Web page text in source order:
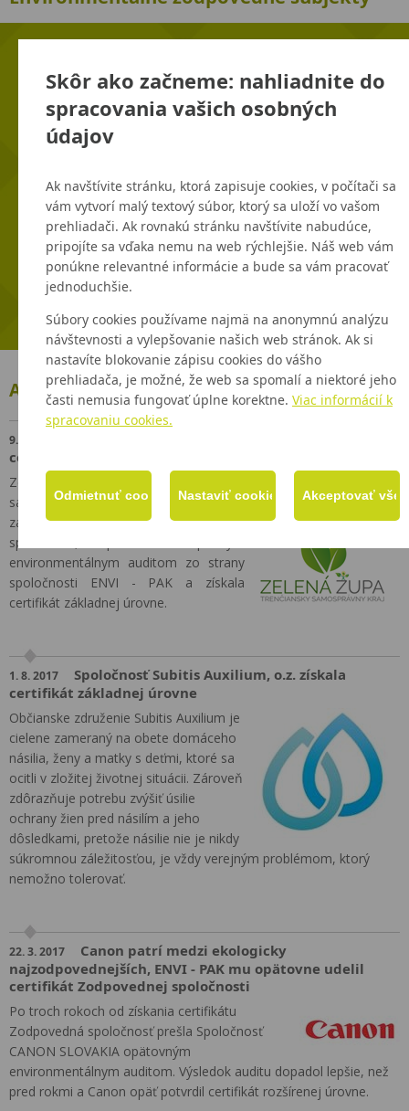
Skôr ako začneme: nahliadnite do
spracovania vašich osobných
údajov
Ak navštívite stránku, ktorá zapisuje cookies, v počítači sa
vám vytvorí malý textový súbor, ktorý sa uloží vo vašom
prehliadači. Ak rovnakú stránku navštívite nabudúce,
pripojíte sa vďaka nemu na web rýchlejšie. Náš web vám
ponúkne relevantné informácie a bude sa vám pracovať
jednoduchšie.
Súbory cookies používame najmä na anonymnú analýzu
návštevnosti a vylepšovanie našich web stránok. Ak si
nastavíte blokovanie zápisu cookies do vášho
prehliadača, je možné, že web sa spomalí a niektoré jeho
časti nemusia fungovať úplne korektne. Viac informácií k
spracovaniu cookies.
vyrobené obrúsky z vosku od slovenských
včelárov - 100% prírodné obaly na potraviny ručne
vyrobené na Slovensku. Voskované obrúsky a
vrecká sú funkčnou alternatívou jednorazovej
plastovej fólie.
Aktuality
9. 8. 2022
certifikátu Zodpovednej organizácie
Zelená Župa – Trenčiansky
samosprávny kraj sa v júni 2022
zapojila do projektu Zodpovedná
spoločnosť, prešla kompletným
environmentálnym auditom zo strany
spoločnosti ENVI - PAK a získala
certifikát základnej úrovne.
1. 8. 2017
Spoločnosť Subitis Auxilium, o.z. získala
certifikát základnej úrovne
Občianske združenie Subitis Auxilium je
cielene zameraný na obete domáceho
násilia, ženy a matky s deťmi, ktoré sa
ocitli v zložitej životnej situácii. Zároveň
zdôrazňuje potrebu zvýšiť úsilie
ochrany žien pred násilím a jeho
dôsledkami, pretože násilie nie je nikdy
súkromnou záležitosťou, je vždy verejným problémom, ktorý
nemožno tolerovať.
22. 3. 2017
Canon patrí medzi ekologicky
najzodpovednejších, ENVI - PAK mu opätovne udelil
certifikát Zodpovednej spoločnosti
Po troch rokoch od získania certifikátu
Zodpovedná spoločnosť prešla Spoločnosť
CANON SLOVAKIA opätovným
environmentálnym auditom. Výsledok auditu dopadol lepšie, než
pred rokmi a Canon opäť potvrdil certifikát rozšírenej úrovne.